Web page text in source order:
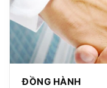
ĐỒNG HÀNH